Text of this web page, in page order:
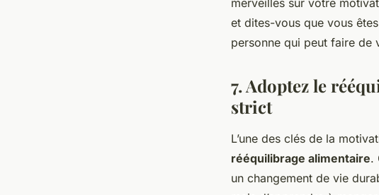
merveilles sur votre
et dites-vous que vous
personne qui peut faire de
7. Adoptez le
strict
L’une des clés de la
rééquilibrage alimentaire.
un changement de vie